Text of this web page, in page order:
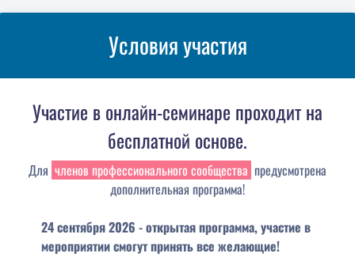
Условия участия
Участие в онлайн-семинаре проходит на
бесплатной основе.
Для членов профессионального сообщества предусмотрена
дополнительная программа!
24 сентября 2026 - открытая программа, участие в
мероприятии смогут принять все желающие!